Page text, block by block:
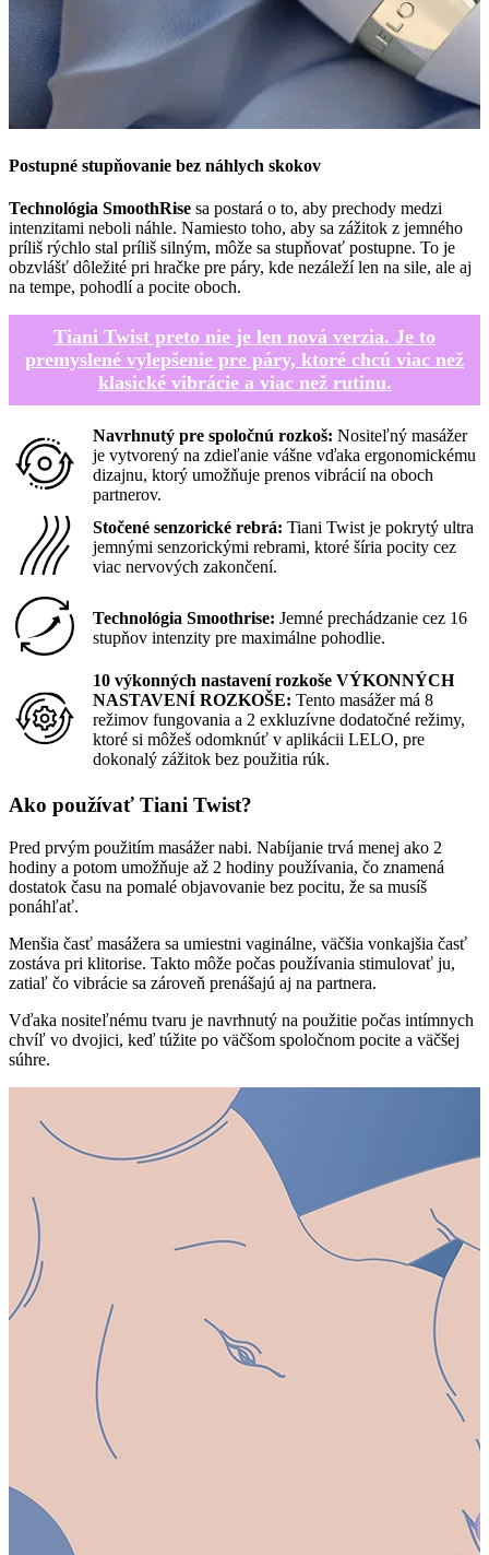
Postupné stupňovanie bez náhlych skokov
Technológia SmoothRise sa postará o to, aby prechody medzi
intenzitami neboli náhle. Namiesto toho, aby sa zážitok z jemného
príliš rýchlo stal príliš silným, môže sa stupňovať postupne. To je
obzvlášť dôležité pri hračke pre páry, kde nezáleží len na sile, ale aj
na tempe, pohodlí a pocite oboch.
Tiani Twist preto nie je len nová verzia. Je to
premyslené vylepšenie pre páry, ktoré chcú viac než
klasické vibrácie a viac než rutinu.
Navrhnutý pre spoločnú rozkoš: Nositeľný masážer
je vytvorený na zdieľanie vášne vďaka ergonomickému
dizajnu, ktorý umožňuje prenos vibrácií na oboch
partnerov.
Stočené senzorické rebrá: Tiani Twist je pokrytý ultra
jemnými senzorickými rebrami, ktoré šíria pocity cez
viac nervových zakončení.
Technológia Smoothrise: Jemné prechádzanie cez 16
stupňov intenzity pre maximálne pohodlie.
10 výkonných nastavení rozkoše VÝKONNÝCH
NASTAVENÍ ROZKOŠE: Tento masážer má 8
režimov fungovania a 2 exkluzívne dodatočné režimy,
ktoré si môžeš odomknúť v aplikácii LELO, pre
dokonalý zážitok bez použitia rúk.
Ako používať Tiani Twist?
Pred prvým použitím masážer nabi. Nabíjanie trvá menej ako 2
hodiny a potom umožňuje až 2 hodiny používania, čo znamená
dostatok času na pomalé objavovanie bez pocitu, že sa musíš
ponáhľať.
Menšia časť masážera sa umiestni vaginálne, väčšia vonkajšia časť
zostáva pri klitorise. Takto môže počas používania stimulovať ju,
zatiaľ čo vibrácie sa zároveň prenášajú aj na partnera.
Vďaka nositeľnému tvaru je navrhnutý na použitie počas intímnych
chvíľ vo dvojici, keď túžite po väčšom spoločnom pocite a väčšej
súhre.